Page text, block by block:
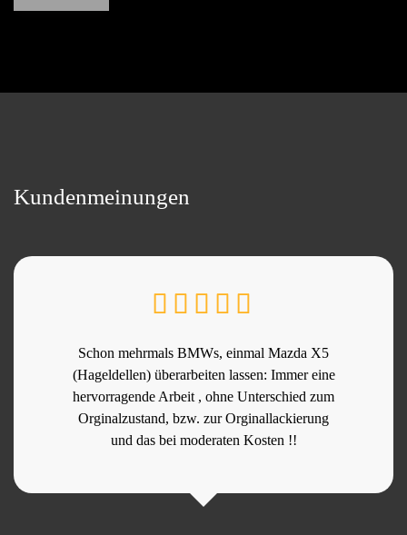
Kundenmeinungen
Schon mehrmals BMWs, einmal Mazda X5
(Hageldellen) überarbeiten lassen: Immer eine
hervorragende Arbeit , ohne Unterschied zum
Orginalzustand, bzw. zur Orginallackierung
und das bei moderaten Kosten !!